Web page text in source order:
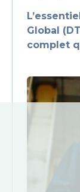
Global
complet